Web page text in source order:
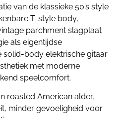
van de klassieke 50’s style
T-style body,
parchment slagplaat
als eigentijdse
solid-body elektrische gitaar
met moderne
speelcomfort.
roasted American alder,
minder gevoeligheid voor